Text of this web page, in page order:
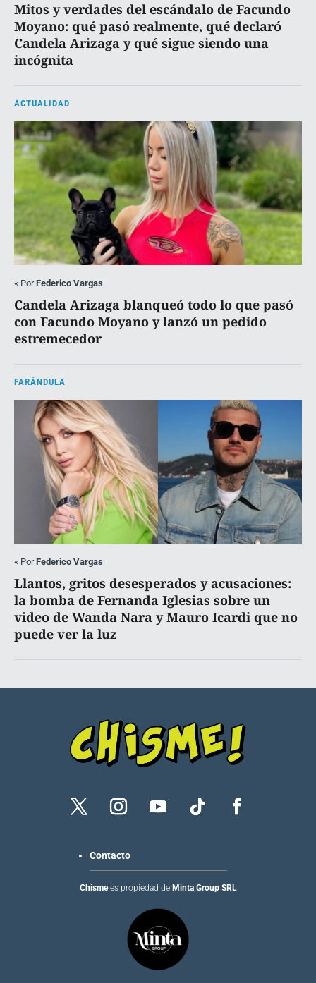
Mitos y verdades del escándalo de Facundo
Moyano: qué pasó realmente, qué declaró
Candela Arizaga y qué sigue siendo una
incógnita
ACTUALIDAD
« PorFederico Vargas
Candela Arizaga blanqueó todo lo que pasó
con Facundo Moyano y lanzó un pedido
estremecedor
FARÁNDULA
« PorFederico Vargas
Llantos, gritos desesperados y acusaciones:
la bomba de Fernanda Iglesias sobre un
video de Wanda Nara y Mauro Icardi que no
puede ver la luz
Contacto
Chismees propiedad de Minta Group SRL